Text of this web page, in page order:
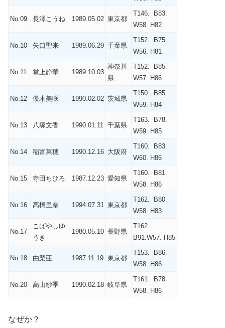
No.09 長澤こうね 1989.05.02 東京都
T146. B83.
W58. H82
No.10 矢口聖来 1989.06.29 千葉県
T152. B75.
W56. H81
No.11 堂上静華 1989.10.03
神奈川
県
T152. B85.
W57. H86
No.12 優木美咲 1990.02.02 茨城県
T150. B85.
W59. H84
No.13 八塚文香 1990.01.11 千葉県
T163. B78.
W59. H85
No.14 稲富菜穂 1990.12.16 大阪府
T160. B83.
W60. H86
No.15 寺田ちひろ 1987.12.23 愛知県
T160. B81.
W58. H86
No.16 高橋里奈 1994.07.31 東京都
T162. B80.
W58. H83
No.17
こばやしゆ
うき
1980.05.10 長野県
T162.
B91.W57. H85
No.18 由梨亜 1987.11.19 東京都
T153. B86.
W58. H86
No.20 高山紗季 1990.02.18 岐阜県
T161. B78.
W58. H86
なぜか？